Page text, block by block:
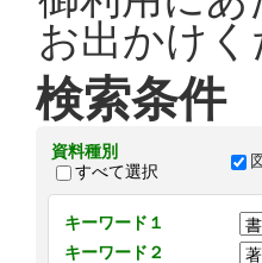
お出かけく
検索条件
資料種別
すべて選択
キーワード１
キーワード２